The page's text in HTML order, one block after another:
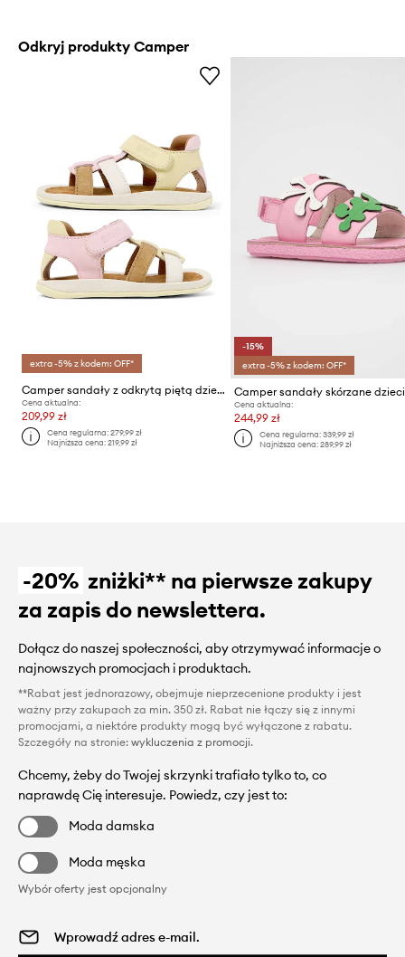
Odkryj produkty Camper
extra -5% z kodem: OFF*
Camper sandały z odkrytą piętą dziecięce skórzane TWS FW
Cena aktualna:
209,99 zł
Cena regularna:279,99 zł
Najniższa cena:219,99 zł
-15%
extra -5% z kodem: OFF*
Camper sandały skórzane
Cena aktualna:
244,99 zł
Cena regularna: 339,99 zł
Najniższa cena: 289,99 zł
-20% zniżki** na pierwsze zakupy
za zapis do newslettera.
Dołącz do naszej społeczności, aby otrzymywać informacje o
najnowszych promocjach i produktach.
**Rabat jest jednorazowy, obejmuje nieprzecenione produkty i jest
ważny przy zakupach za min. 350 zł. Rabat nie łączy się z innymi
promocjami, a niektóre produkty mogą być wyłączone z rabatu.
Szczegóły na stronie: wykluczenia z promocji.
Chcemy, żeby do Twojej skrzynki trafiało tylko to, co
naprawdę Cię interesuje. Powiedz, czy jest to:
Moda damska
Moda męska
Wybór oferty jest opcjonalny